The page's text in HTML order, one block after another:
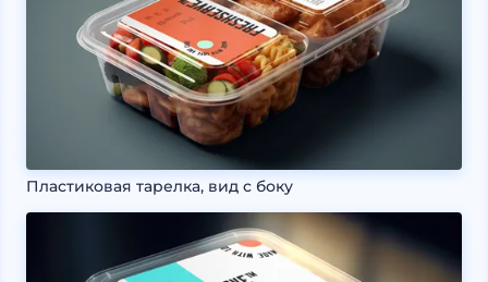
Пластиковая тарелка, вид с боку